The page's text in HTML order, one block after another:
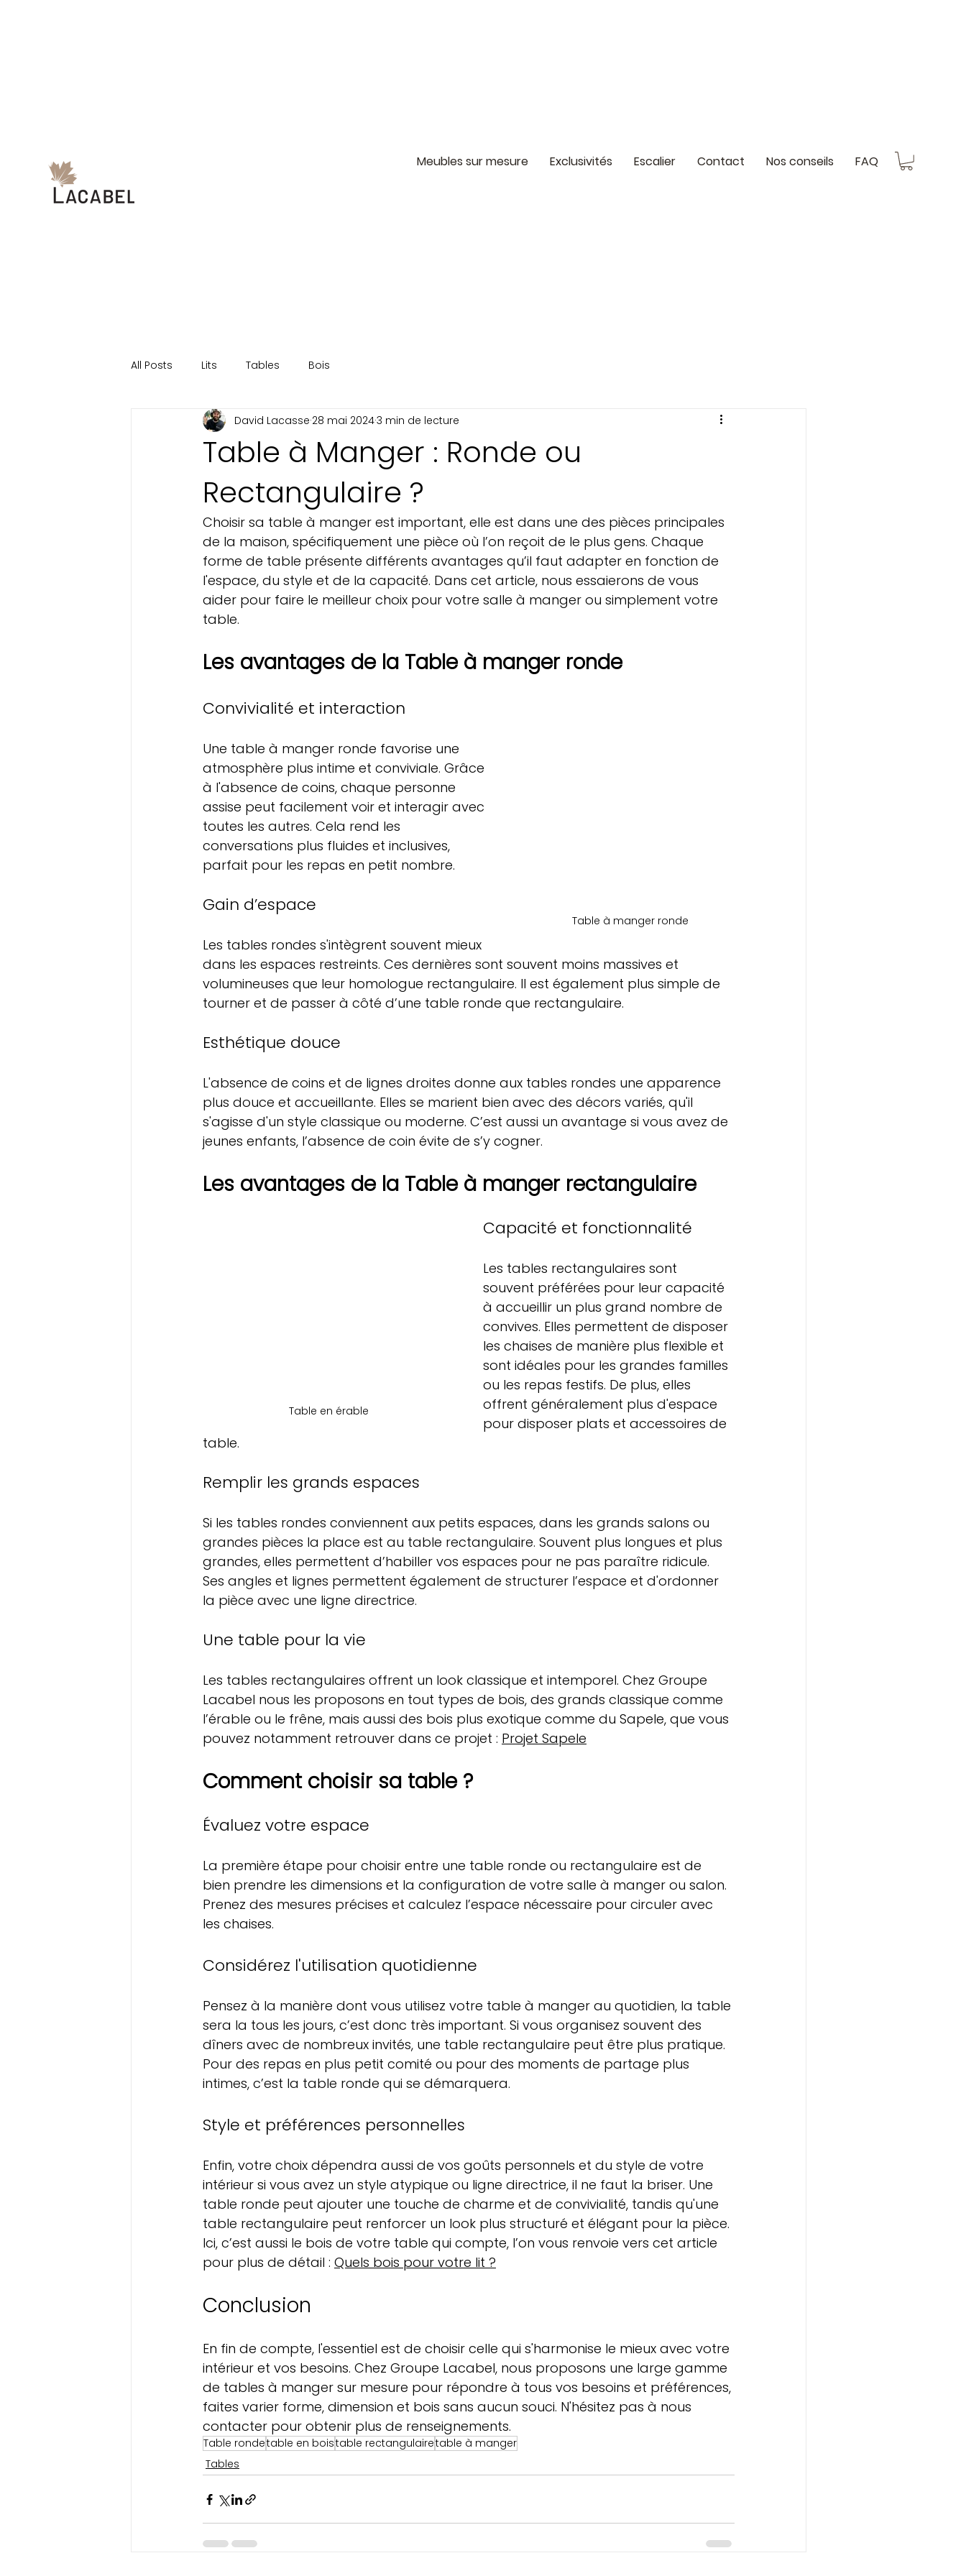
Meubles sur mesure Exclusivités Escalier Contact Nos conseils FAQ
All Posts Lits Tables Bois
Table à Manger : Ronde ou
Rectangulaire ?
David Lacasse 28 mai 20243 min de lecture
Choisir sa table à manger est important, elle est dans une des pièces principales
de la maison, spécifiquement une pièce où l’on reçoit de le plus gens. Chaque
forme de table présente différents avantages qu’il faut adapter en fonction de
l'espace, du style et de la capacité. Dans cet article, nous essaierons de vous
aider pour faire le meilleur choix pour votre salle à manger ou simplement votre
table.
Les avantages de la Table à manger ronde
Table à manger ronde
Convivialité et interaction
Une table à manger ronde favorise une
atmosphère plus intime et conviviale. Grâce
à l'absence de coins, chaque personne
assise peut facilement voir et interagir avec
toutes les autres. Cela rend les
conversations plus fluides et inclusives,
parfait pour les repas en petit nombre.
Gain d’espace
Les tables rondes s'intègrent souvent mieux
dans les espaces restreints. Ces dernières sont souvent moins massives et
volumineuses que leur homologue rectangulaire. Il est également plus simple de
tourner et de passer à côté d’une table ronde que rectangulaire.
Esthétique douce
L'absence de coins et de lignes droites donne aux tables rondes une apparence
plus douce et accueillante. Elles se marient bien avec des décors variés, qu'il
s'agisse d'un style classique ou moderne. C’est aussi un avantage si vous avez de
jeunes enfants, l’absence de coin évite de s’y cogner.
Les avantages de la Table à manger rectangulaire
Table en érable
Capacité et fonctionnalité
Les tables rectangulaires sont
souvent préférées pour leur capacité
à accueillir un plus grand nombre de
convives. Elles permettent de disposer
les chaises de manière plus flexible et
sont idéales pour les grandes familles
ou les repas festifs. De plus, elles
offrent généralement plus d'espace
pour disposer plats et accessoires de
table.
Remplir les grands espaces
Si les tables rondes conviennent aux petits espaces, dans les grands salons ou
grandes pièces la place est au table rectangulaire. Souvent plus longues et plus
grandes, elles permettent d’habiller vos espaces pour ne pas paraître ridicule.
Ses angles et lignes permettent également de structurer l’espace et d'ordonner
la pièce avec une ligne directrice.
Une table pour la vie
Les tables rectangulaires offrent un look classique et intemporel. Chez Groupe
Lacabel nous les proposons en tout types de bois, des grands classique comme
l’érable ou le frêne, mais aussi des bois plus exotique comme du Sapele, que vous
pouvez notamment retrouver dans ce projet : Projet Sapele
Comment choisir sa table ?
Évaluez votre espace
La première étape pour choisir entre une table ronde ou rectangulaire est de
bien prendre les dimensions et la configuration de votre salle à manger ou salon.
Prenez des mesures précises et calculez l’espace nécessaire pour circuler avec
les chaises.
Considérez l'utilisation quotidienne
Pensez à la manière dont vous utilisez votre table à manger au quotidien, la table
sera la tous les jours, c’est donc très important. Si vous organisez souvent des
dîners avec de nombreux invités, une table rectangulaire peut être plus pratique.
Pour des repas en plus petit comité ou pour des moments de partage plus
intimes, c’est la table ronde qui se démarquera.
Style et préférences personnelles
Enfin, votre choix dépendra aussi de vos goûts personnels et du style de votre
intérieur si vous avez un style atypique ou ligne directrice, il ne faut la briser. Une
table ronde peut ajouter une touche de charme et de convivialité, tandis qu'une
table rectangulaire peut renforcer un look plus structuré et élégant pour la pièce.
Ici, c’est aussi le bois de votre table qui compte, l’on vous renvoie vers cet article
pour plus de détail : Quels bois pour votre lit ?
Conclusion
En fin de compte, l'essentiel est de choisir celle qui s'harmonise le mieux avec votre
intérieur et vos besoins. Chez Groupe Lacabel, nous proposons une large gamme
de tables à manger sur mesure pour répondre à tous vos besoins et préférences,
faites varier forme, dimension et bois sans aucun souci. N'hésitez pas à nous
contacter pour obtenir plus de renseignements.
Table rondetable en boistable rectangulairetable à manger
Tables